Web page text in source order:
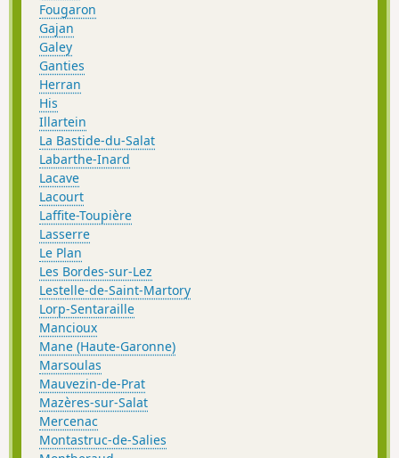
Fougaron
Gajan
Galey
Ganties
Herran
His
Illartein
La Bastide-du-Salat
Labarthe-Inard
Lacave
Lacourt
Laffite-Toupière
Lasserre
Le Plan
Les Bordes-sur-Lez
Lestelle-de-Saint-Martory
Lorp-Sentaraille
Mancioux
Mane (Haute-Garonne)
Marsoulas
Mauvezin-de-Prat
Mazères-sur-Salat
Mercenac
Montastruc-de-Salies